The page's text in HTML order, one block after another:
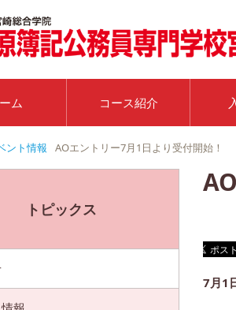
ム コース紹介
ント情報 AOエントリー7月1日より受付開始！
7月1
トピックス